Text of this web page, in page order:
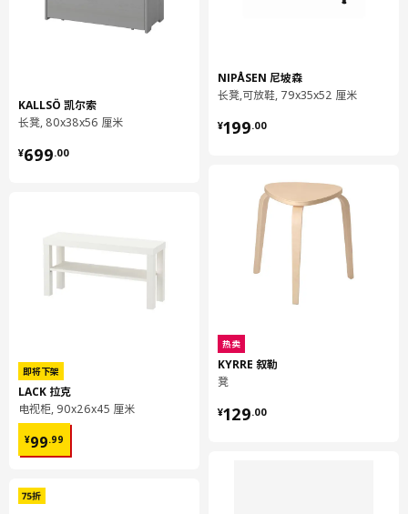
KALLSÖ 凯尔索
长凳, 80x38x56 厘米
¥699.00
¥ 699.00
即将下架
LACK 拉克
电视柜, 90x26x45 厘米
¥99.99
¥ 99.99
NIPÅSEN 尼坡森
长凳,可放鞋, 79x35x52 厘米
¥199.00
¥ 199.00
热卖
KYRRE 叙勒
凳
¥129.00
¥ 129.00